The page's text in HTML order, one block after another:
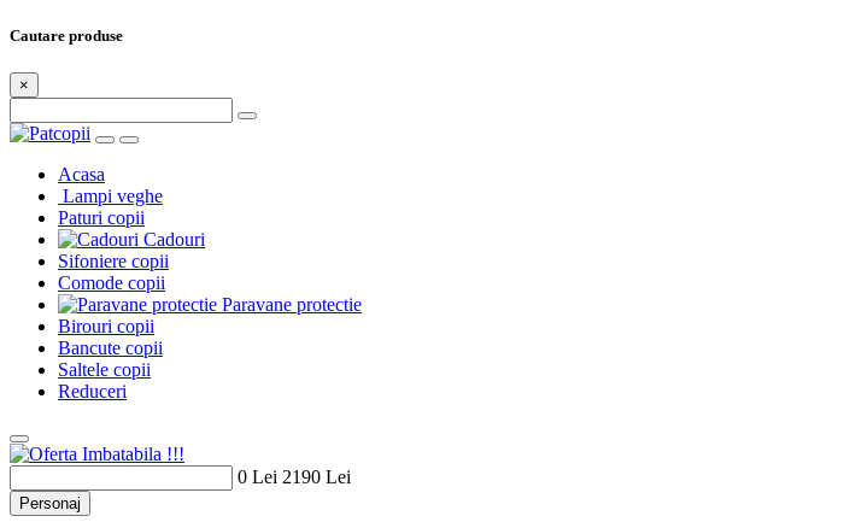
Cautare produse
×
Acasa
Lampi veghe
Paturi copii
Cadouri
Sifoniere copii
Comode copii
Paravane protectie
Birouri copii
Bancute copii
Saltele copii
Reduceri
0 Lei 2190 Lei
Personaj